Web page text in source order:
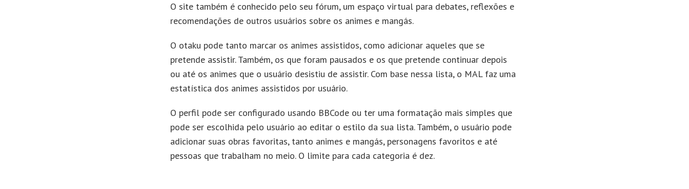
O site também é conhecido pelo seu fórum, um espaço virtual para debates, reflexões e
recomendações de outros usuários sobre os animes e mangás.
O otaku pode tanto marcar os animes assistidos, como adicionar aqueles que se
pretende assistir. Também, os que foram pausados e os que pretende continuar depois
ou até os animes que o usuário desistiu de assistir. Com base nessa lista, o MAL faz uma
estatística dos animes assistidos por usuário.
O perfil pode ser configurado usando BBCode ou ter uma formatação mais simples que
pode ser escolhida pelo usuário ao editar o estilo da sua lista. Também, o usuário pode
adicionar suas obras favoritas, tanto animes e mangás, personagens favoritos e até
pessoas que trabalham no meio. O limite para cada categoria é dez.